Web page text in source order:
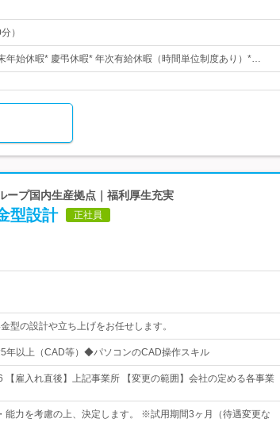
）
年始休暇* 慶弔休暇* 年次有給休暇（時間単位制度あり）*…
ープ国内生産拠点｜福利厚生充実
型設計 正社員
型の設計や立ち上げをお任せします。
以上（CAD等）◆パソコンのCAD操作スキル
雇入れ直後】上記事業所 【変更の範囲】会社の定める各事業
力を考慮の上、決定します。 ※試用期間3ヶ月（待遇変更な